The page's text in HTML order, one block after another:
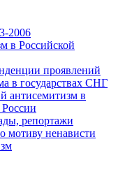
2006
в Российской
проявлений
в государствах СНГ
антисемитизм в
репортажи
мотиву ненависти